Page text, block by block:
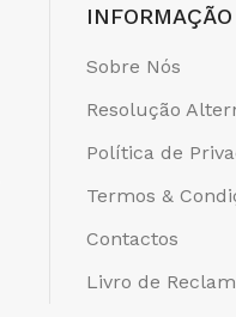
INFORMAÇÃO
Sobre Nós
Resolução
Política de
Termos &
Contactos
Livro de